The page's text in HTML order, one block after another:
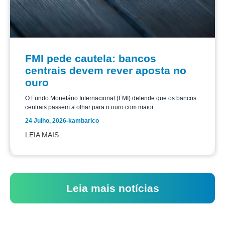
FMI pede cautela: bancos
centrais devem rever aposta no
ouro
O Fundo Monetário Internacional (FMI) defende que os bancos
centrais passem a olhar para o ouro com maior...
24 Julho, 2026-kambarico
LEIA MAIS
Leia mais notícias